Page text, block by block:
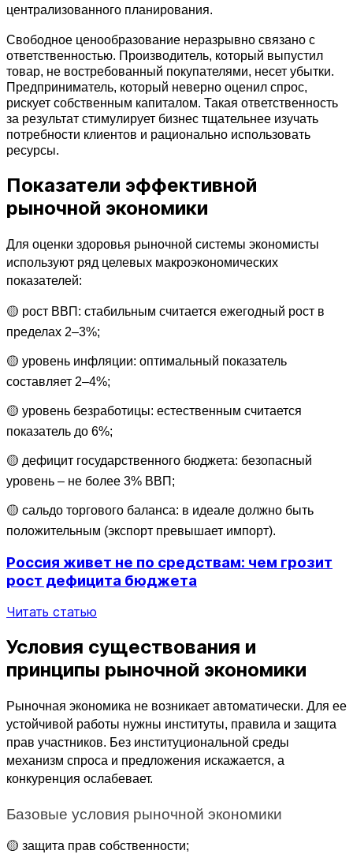
централизованного планирования.
Свободное ценообразование неразрывно связано с
ответственностью. Производитель, который выпустил
товар, не востребованный покупателями, несет убытки.
Предприниматель, который неверно оценил спрос,
рискует собственным капиталом. Такая ответственность
за результат стимулирует бизнес тщательнее изучать
потребности клиентов и рационально использовать
ресурсы.
Показатели эффективной
рыночной экономики
Для оценки здоровья рыночной системы экономисты
используют ряд целевых макроэкономических
показателей:
🟡 рост ВВП: стабильным считается ежегодный рост в
пределах 2–3%;
🟡 уровень инфляции: оптимальный показатель
составляет 2–4%;
🟡 уровень безработицы: естественным считается
показатель до 6%;
🟡 дефицит государственного бюджета: безопасный
уровень – не более 3% ВВП;
🟡 сальдо торгового баланса: в идеале должно быть
положительным (экспорт превышает импорт).
Россия живет не по средствам: чем грозит
рост дефицита бюджета
Читать статью
Условия существования и
принципы рыночной экономики
Рыночная экономика не возникает автоматически. Для ее
устойчивой работы нужны институты, правила и защита
прав участников. Без институциональной среды
механизм спроса и предложения искажается, а
конкуренция ослабевает.
Базовые условия рыночной экономики
🟡 защита прав собственности;